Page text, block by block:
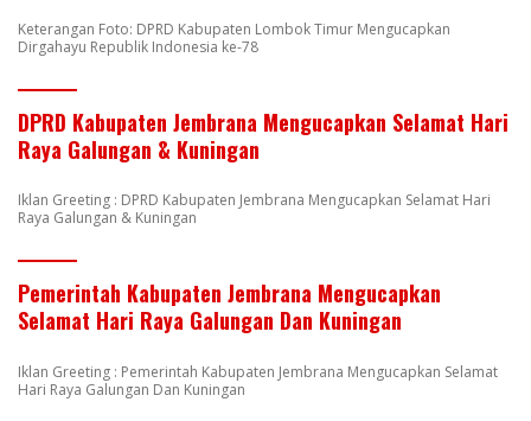
Keterangan Foto: DPRD Kabupaten Lombok Timur Mengucapkan
Dirgahayu Republik Indonesia ke-78
DPRD Kabupaten Jembrana Mengucapkan Selamat Hari
Raya Galungan & Kuningan
Iklan Greeting : DPRD Kabupaten Jembrana Mengucapkan Selamat Hari
Raya Galungan & Kuningan
Pemerintah Kabupaten Jembrana Mengucapkan
Selamat Hari Raya Galungan Dan Kuningan
Iklan Greeting : Pemerintah Kabupaten Jembrana Mengucapkan Selamat
Hari Raya Galungan Dan Kuningan